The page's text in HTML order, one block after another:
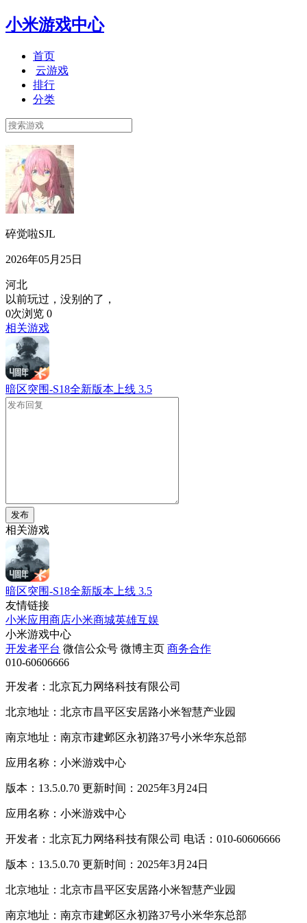
小米游戏中心
首页
云游戏
排行
分类
碎觉啦SJL
2026年05月25日
河北
以前玩过，没别的了，
0次浏览 0
相关游戏
暗区突围-S18全新版本上线 3.5
发布
相关游戏
暗区突围-S18全新版本上线 3.5
友情链接
小米应用商店小米商城英雄互娱
小米游戏中心
开发者平台 微信公众号 微博主页 商务合作
010-60606666
开发者：北京瓦力网络科技有限公司
北京地址：北京市昌平区安居路小米智慧产业园
南京地址：南京市建邺区永初路37号小米华东总部
应用名称：小米游戏中心
版本：13.5.0.70 更新时间：2025年3月24日
应用名称：小米游戏中心
开发者：北京瓦力网络科技有限公司 电话：010-60606666
版本：13.5.0.70 更新时间：2025年3月24日
北京地址：北京市昌平区安居路小米智慧产业园
南京地址：南京市建邺区永初路37号小米华东总部